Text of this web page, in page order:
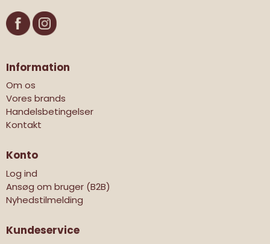
Information
Om os
Vores brands
Handelsbetingelser
Kontakt
Konto
Log ind
Ansøg om bruger (B2B)
Nyhedstilmelding
Kundeservice